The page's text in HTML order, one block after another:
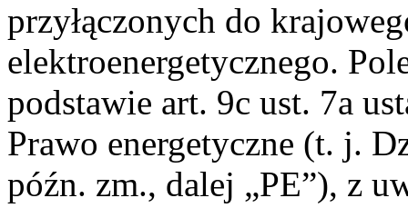
przyłączonych do
elektroenergetycznego.
podstawie art. 9c ust. 7a
Prawo energetyczne (t. j.
późn. zm., dalej „PE”), z